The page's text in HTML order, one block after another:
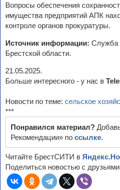
Вопросы обеспечения
имущества предприятий АПК
контроле органов прокуратуры.
Источник информации: Служба
Брестской области.
21.05.2025.
Больше интересного - у нас в
Новости по теме: сельское
***
Понравился материал?
Рекомендации» по ссылке.
Читайте БрестСИТИ в
Поделиться новостью с